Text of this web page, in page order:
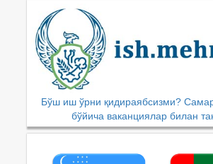
Бўш иш ўрни қидираябсизми?
бўйича ваканциялар билан